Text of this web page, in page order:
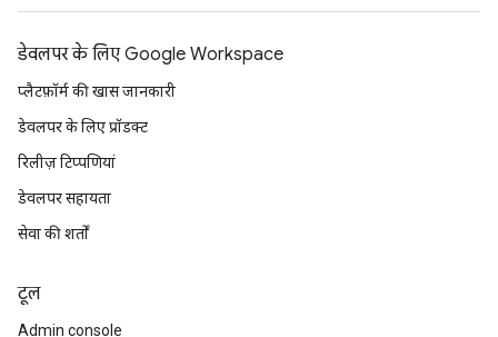
डेवलपर के लिए Google Workspace
प्लैटफ़ॉर्म की खास जानकारी
डेवलपर के लिए प्रॉडक्ट
रिलीज़ टिप्पणियां
डेवलपर सहायता
सेवा की शर्तों
टूल
Admin console